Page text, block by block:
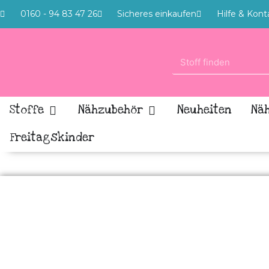
0160 - 94 83 47 26 Sicheres einkaufen Hilfe &
Stoffe Nähzubehör Neuheiten
Freitagskinder